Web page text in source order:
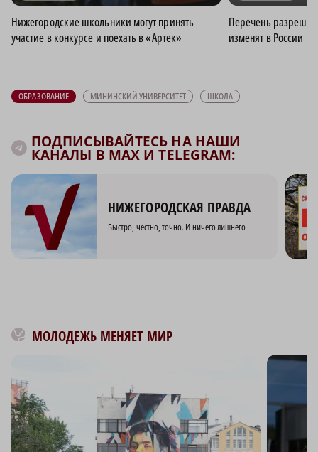
Нижегородские школьники могут принять
участие в конкурсе и поехать в «Артек»
Перечень
изменят в России
ОБРАЗОВАНИЕ МИНИНСКИЙ УНИВЕРСИТЕТ ШКОЛА
ПОДПИСЫВАЙТЕСЬ НА НАШИ
КАНАЛЫ В MAX И TELEGRAM:
НИЖЕГОРОДСКАЯ ПРАВДА
Быстро, честно, точно. И ничего лишнего
МОЛОДЕЖЬ МЕНЯЕТ МИР